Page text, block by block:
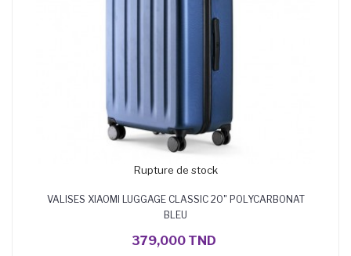
Rupture de stock
VALISES XIAOMI LUGGAGE CLASSIC 20" POLYCARBONAT
BLEU
379,000 TND